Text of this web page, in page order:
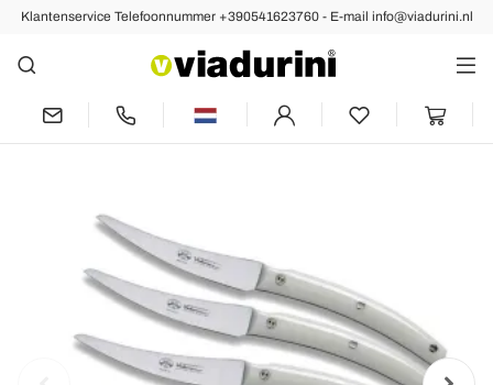
Klantenservice Telefoonnummer +390541623760 - E-mail info@viadurini.nl
Volgende
6 Tafelmessen Made in Italy, Berti
exclusief voor Viadurini - Alonte